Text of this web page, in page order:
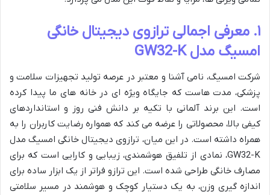
۱. معرفی اجمالی ترازوی دیجیتال خانگی
امسیگ مدل GW32-K
شرکت امسیگ، نامی آشنا و معتبر در عرصه تولید تجهیزات سلامت و
پزشکی، مدت هاست که جایگاه ویژه ای در خانه های ما پیدا کرده
است. این برند آلمانی با تکیه بر دانش فنی روز و استانداردهای
کیفی بالا، محصولاتی را عرضه می کند که همواره رضایت کاربران را به
همراه داشته است. در این میان، ترازوی دیجیتال خانگی امسیگ مدل
GW32-K، نمادی از تلفیق هوشمندی، زیبایی و کارایی است که برای
مصارف خانگی طراحی شده است. این ترازو فراتر از یک ابزار ساده برای
اندازه گیری وزن، به یک دستیار کوچک و هوشمند در مسیر سلامتی